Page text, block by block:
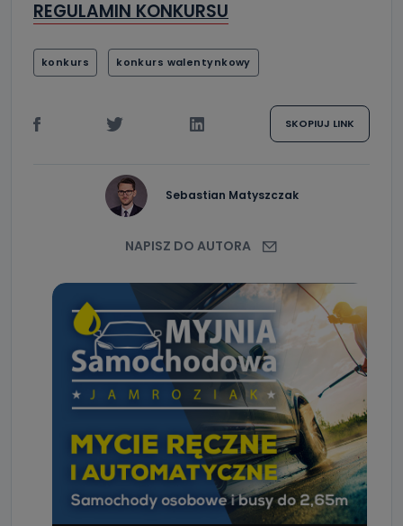
REGULAMIN KONKURSU
konkurs konkurs walentynkowy
SKOPIUJ LINK
Sebastian Matyszczak
NAPISZ DO AUTORA